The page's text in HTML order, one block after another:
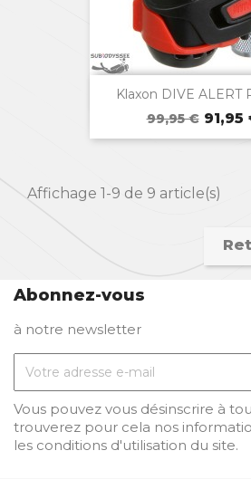
Klaxon DIVE ALERT
Prix
de
99,95 € Prix
91,95
 Aperçu
Affichage 1-9 de 9 article(s)
Abonnez-vous
à notre newsletter
Vous pouvez vous désinscrire à
trouverez pour cela nos
les conditions d'utilisation du site.